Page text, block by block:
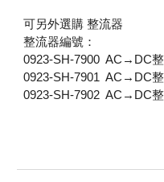
可另外選購 整流器
整流器編號：
0923-SH-7900 AC→DC
0923-SH-7901 AC→DC
0923-SH-7902 AC→DC